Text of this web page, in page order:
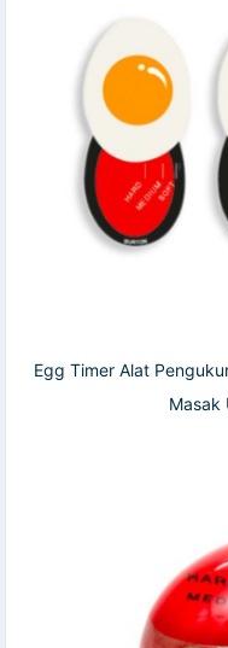
Egg Timer Alat
Masak